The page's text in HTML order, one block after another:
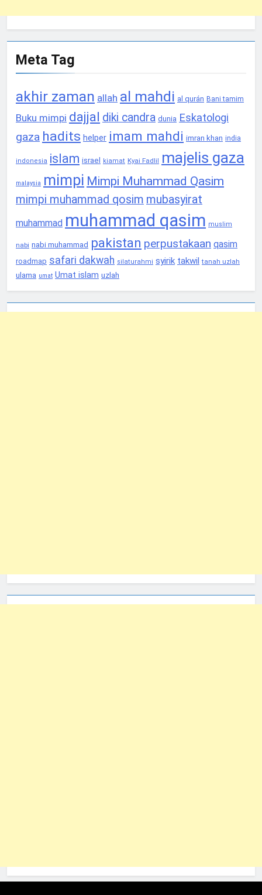
Meta Tag
akhir zaman allah al mahdi al qurán Bani tamim
Buku mimpi dajjal diki candra dunia Eskatologi
gaza hadits helper imam mahdi imran khan india
indonesia islam israel kiamat Kyai Fadlil majelis gaza
malaysia mimpi Mimpi Muhammad Qasim
mimpi muhammad qosim mubasyirat
muhammad muhammad qasim muslim
nabi nabi muhammad pakistan perpustakaan qasim
roadmap safari dakwah silaturahmi syirik takwil tanah uzlah
ulama umat Umat islam uzlah